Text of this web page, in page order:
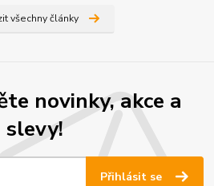
všechny články
novinky, akce a
slevy!
Přihlásit se